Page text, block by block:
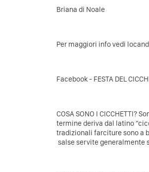
Briana di Noale
Per maggiori info vedi
Facebook - FESTA DEL
COSA SONO I CICCHETTI?
termine deriva dal latino
tradizionali farciture sono a
salse servite generalmente